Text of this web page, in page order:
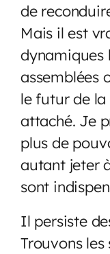
de
Mais il est
dynamiques
assemblées
le futur de la
attaché. Je
plus de
autant jeter
sont
Il persiste
Trouvons